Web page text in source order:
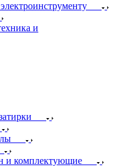
и
и комплектующие